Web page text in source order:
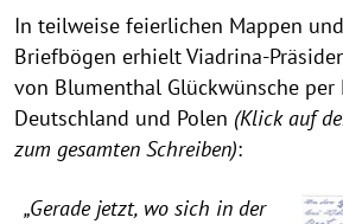
In teilweise feierlichen Mappen
Briefbögen erhielt Viadrina-
von Blumenthal Glückwünsche per
Deutschland und Polen (Klick auf
zum gesamten Schreiben):
„Gerade jetzt, wo sich in der